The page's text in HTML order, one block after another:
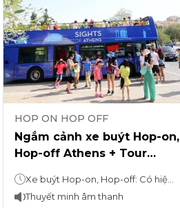
HOP ON HOP OFF
Ngắm cảnh xe buýt Hop-on,
Hop-off Athens + Tour
Sounion
Thuyết minh âm thanh